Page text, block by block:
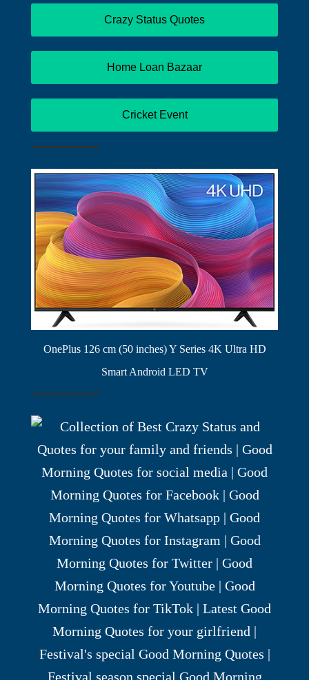
Crazy Status Quotes
Home Loan Bazaar
Cricket Event
OnePlus 126 cm (50 inches) Y Series 4K Ultra HD
Smart Android LED TV